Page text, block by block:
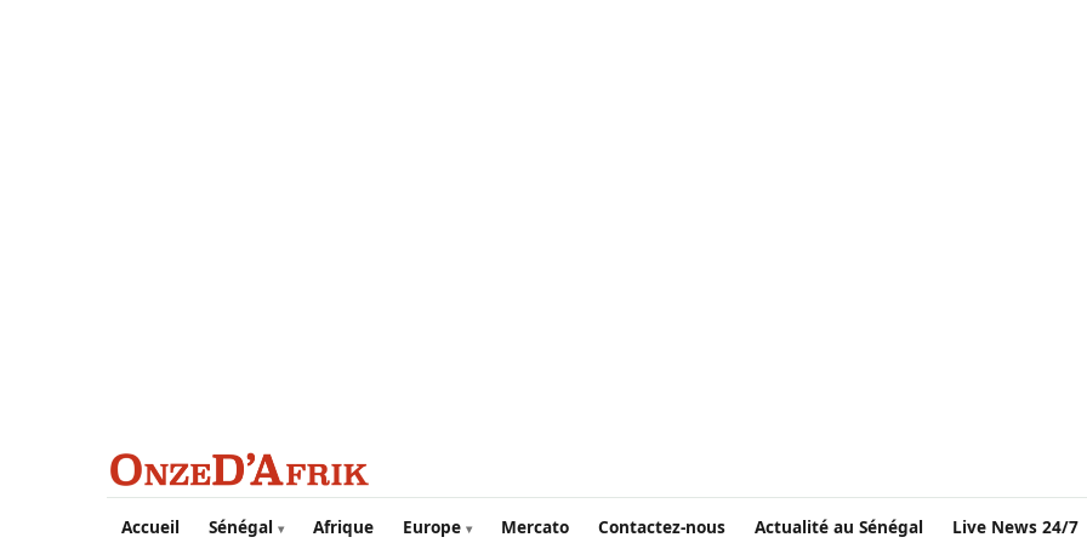
Aller au contenu principal
Accueil Sénégal Afrique Europe Mercato Contactez-nous Actualité au Sénégal Live News 24/7